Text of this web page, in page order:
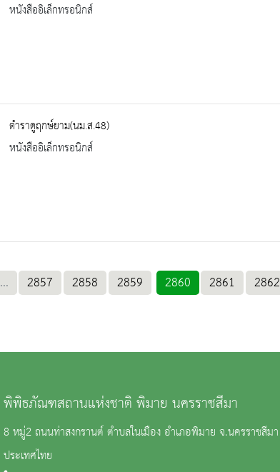
หนังสืออิเล็กทรอนิกส์
ตำราดูฤกษ์ยาม(นม.ส.48)
หนังสืออิเล็กทรอนิกส์
... 2857 2858 2859 2860 2861 2862
พิพิธภัณฑสถานแห่งชาติ พิมาย นครราชสีมา
8 หมู่2 ถนนท่าสงกรานต์ ตำบลในเมือง อำเภอพิมาย จ.นครราชสีมา
ประเทศไทย